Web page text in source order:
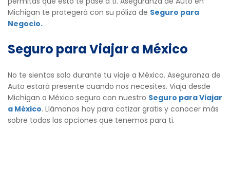
Michigan te protegerá con su póliza de Seguro para
Negocio.
Seguro para Viajar a México
No te sientas solo durante tu viaje a México. Aseguranza de
Auto estará presente cuando nos necesites. Viaja desde
Michigan a México seguro con nuestro Seguro para Viajar
a México. Llámanos hoy para cotizar gratis y conocer más
sobre todas las opciones que tenemos para ti.